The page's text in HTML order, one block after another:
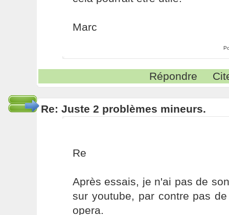
Marc
Répondre
Re: Juste 2 problèmes mineurs.
Re
Après essais, je n'ai pas de
sur youtube, par contre pas
opera.